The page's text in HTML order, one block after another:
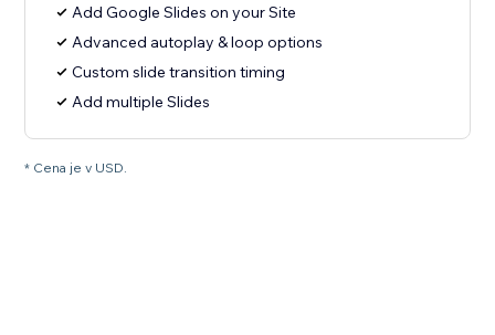
Add Google Slides on your Site
Advanced autoplay & loop options
Custom slide transition timing
Add multiple Slides
* Cena je v USD.